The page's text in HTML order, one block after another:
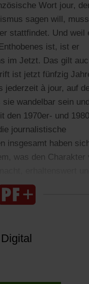
Wort jour,
sagen will, muss
stattfindet. Und weil
ist, ist er
im Jetzt. Das gilt
ist jetzt fünfzig
jederzeit à jour, auf
wandelbar sein
den 1970er- und
journalistische
insgesamt haben
was den Charakter
erhaltenswert